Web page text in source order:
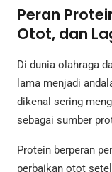
Peran
Otot, dan
Di dunia olahraga
lama menjadi
dikenal sering
sebagai sumber
Protein berperan
perbaikan otot